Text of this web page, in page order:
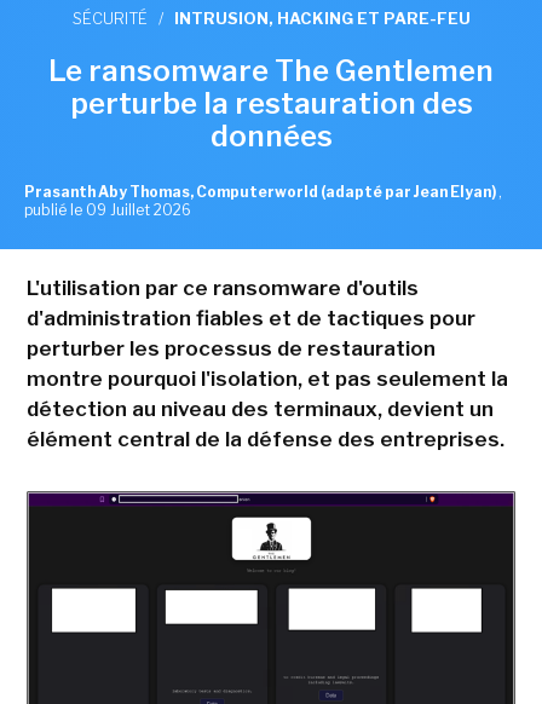
SÉCURITÉ / INTRUSION, HACKING ET PARE-FEU
Le ransomware The Gentlemen
perturbe la restauration des
données
Prasanth Aby Thomas, Computerworld (adapté par Jean Elyan) ,
publié le 09 Juillet 2026
L'utilisation par ce ransomware d'outils
d'administration fiables et de tactiques pour
perturber les processus de restauration
montre pourquoi l'isolation, et pas seulement la
détection au niveau des terminaux, devient un
élément central de la défense des entreprises.